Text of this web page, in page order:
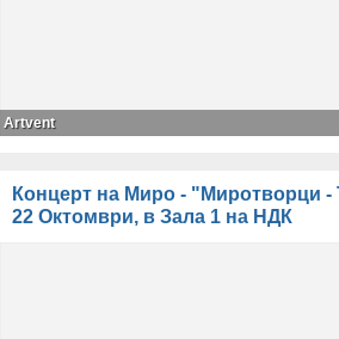
Artvent
Концерт на Миро - "Миротворци -
22 Октомври, в Зала 1 на НДК